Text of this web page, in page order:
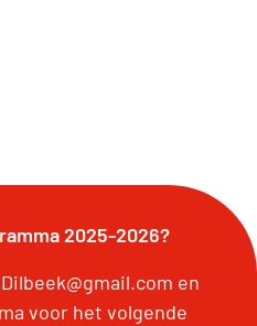
2025-2026?
en
voor het volgende